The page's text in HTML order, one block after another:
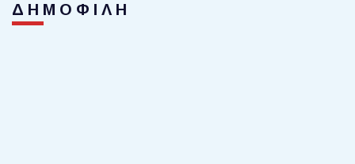
ΔΗΜΟΦΙΛΗ